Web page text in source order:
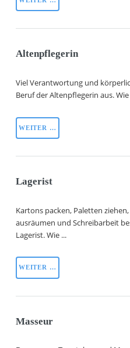
Altenpflegerin
Viel Verantwortung und
Beruf der Altenpflegerin aus.
WEITER …
Lagerist
Kartons packen, Paletten
ausräumen und Schreibarbeit
Lagerist. Wie ...
WEITER …
Masseur